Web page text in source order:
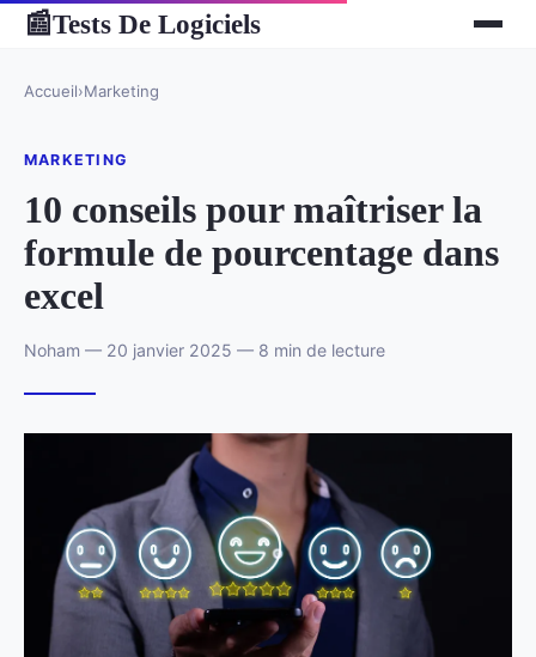
📰Tests De Logiciels
Accueil›Marketing
MARKETING
10 conseils pour maîtriser la
formule de pourcentage dans
excel
Noham — 20 janvier 2025 — 8 min de lecture